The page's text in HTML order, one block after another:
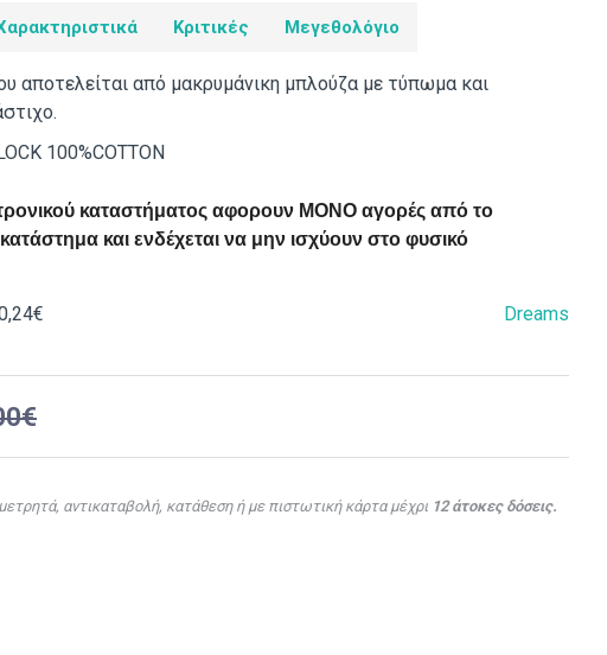
Κριτικές Μεγεθολόγιο
αποτελείται από μακρυμάνικη μπλούζα με τύπωμα και
100%COTTON
καταστήματος αφορουν ΜΟΝΟ αγορές από το
και ενδέχεται να μην ισχύουν στο φυσικό
Dreams
αντικαταβολή, κατάθεση ή με πιστωτική κάρτα μέχρι 12 άτοκες δόσεις.